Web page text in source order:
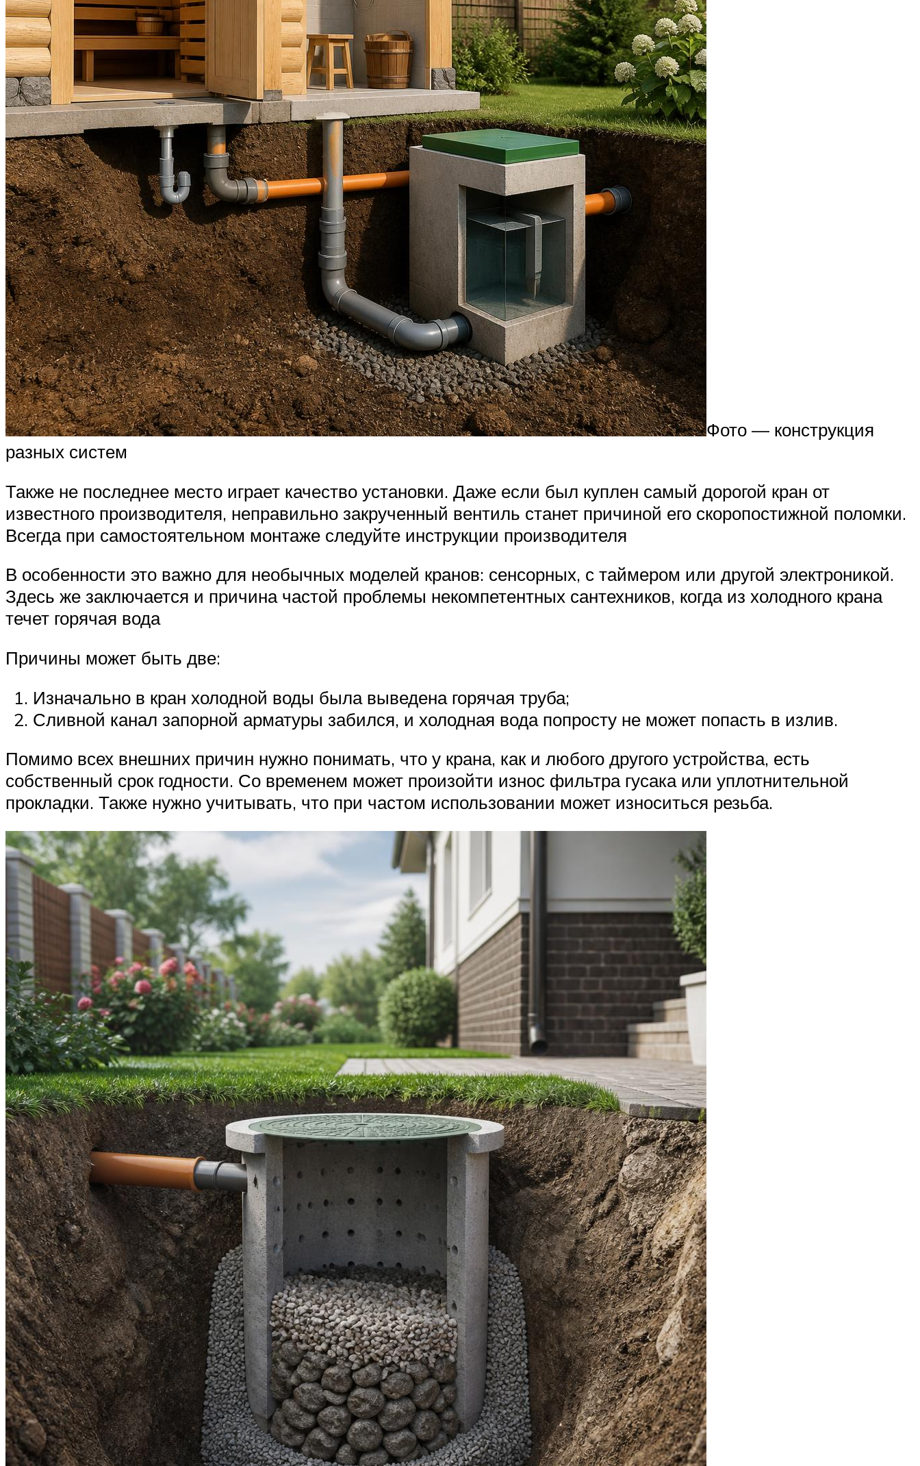
Фото — конструкция
разных систем
Также не последнее место играет качество установки. Даже если был куплен самый дорогой кран от
известного производителя, неправильно закрученный вентиль станет причиной его скоропостижной поломки.
Всегда при самостоятельном монтаже следуйте инструкции производителя
В особенности это важно для необычных моделей кранов: сенсорных, с таймером или другой электроникой.
Здесь же заключается и причина частой проблемы некомпетентных сантехников, когда из холодного крана
течет горячая вода
Причины может быть две:
Изначально в кран холодной воды была выведена горячая труба;
Сливной канал запорной арматуры забился, и холодная вода попросту не может попасть в излив.
Помимо всех внешних причин нужно понимать, что у крана, как и любого другого устройства, есть
собственный срок годности. Со временем может произойти износ фильтра гусака или уплотнительной
прокладки. Также нужно учитывать, что при частом использовании может износиться резьба.